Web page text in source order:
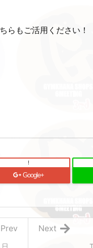
らもご活用ください！
Google+
!
Next
Prev